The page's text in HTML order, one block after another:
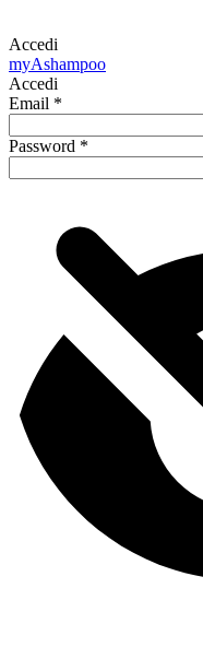
Accedi
myAshampoo
Accedi
Email *
Password *